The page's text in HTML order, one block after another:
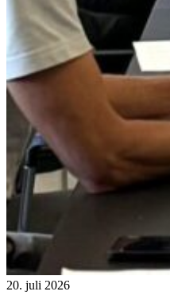
20. juli 2026